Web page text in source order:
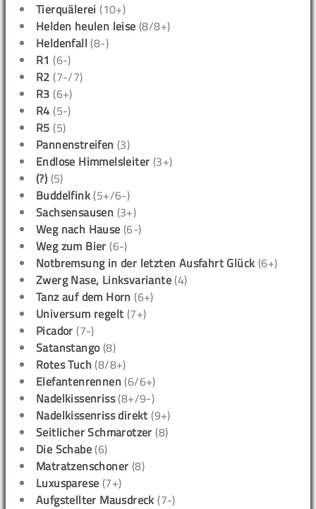
Tierquälerei (10+)
Helden heulen leise (8/8+)
Heldenfall (8-)
R1 (6-)
R2 (7-/7)
R3 (6+)
R4 (5-)
R5 (5)
Pannenstreifen (3)
Endlose Himmelsleiter (3+)
(?) (5)
Buddelfink (5+/6-)
Sachsensausen (3+)
Weg nach Hause (6-)
Weg zum Bier (6-)
Notbremsung in der letzten Ausfahrt Glück (6+)
Zwerg Nase, Linksvariante (4)
Tanz auf dem Horn (6+)
Universum regelt (7+)
Picador (7-)
Satanstango(8)
Rotes Tuch (8/8+)
Elefantenrennen (6/6+)
Nadelkissenriss(8+/9-)
Nadelkissenriss direkt (9+)
Seitlicher Schmarotzer (8)
Die Schabe (6)
Matratzenschoner (8)
Luxusparese (7+)
Aufgstellter Mausdreck (7-)